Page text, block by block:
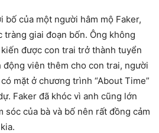
bố của một người hâm mộ Faker,
giai đoạn bốn. Ông không
được con trai trở thành tuyển
động viên thêm cho con trai, người
mặt ở chương trình “About Time”
Faker đã khóc vì anh cũng lớn
sóc của bà và bố nên rất đồng cảm